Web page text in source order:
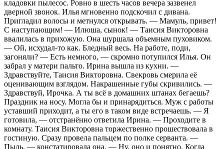
кладовки пылесос. Ровно в шесть часов вечера зазвенел
дверной звонок. Илья мгновенно подскочил с дивана.
Пригладил волосы и метнулся открывать. — Мамуль, привет!
С наступающим! — Илюша, сынок! — Таисия Викторовна
ввалилась в прихожую. Она шуршала объемным пуховиком.
— Ой, исхудал-то как. Бледный весь. На работе, поди,
загоняли? — Есть немного, — скромно потупился Илья. Он
забрал у матери пальто. Ирина вышла из кухни. —
Здравствуйте, Таисия Викторовна. Свекровь смерила её
оценивающим взглядом. Накрашенные губы скривились. —
Здравствуй, Ирочка. А ты всё в домашних штанах бегаешь?
Праздник на носу. Могла бы и принарядиться. Муж с работы
уставший приходит, а ты его в таком виде встречаешь. — Я
готовила, — отстранённо ответила Ирина. — Проходите в
комнату. Таисия Викторовна торжественно прошествовала в
гостиную. Сразу провела пальцем по полке серванта. —
Пыль, — констатировала она. — Ну, оно и понятно. Когда